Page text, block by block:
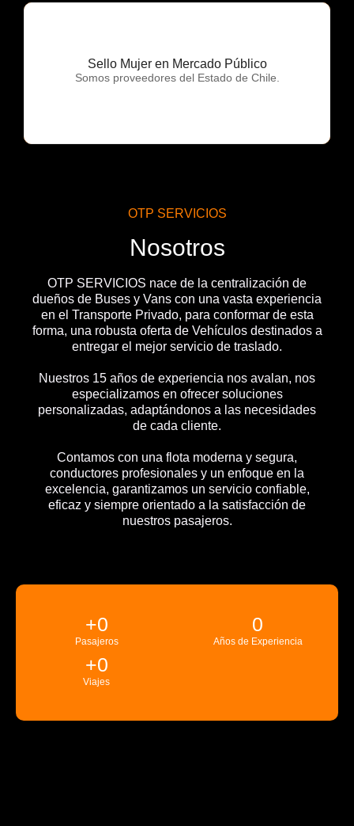
Sello Mujer en Mercado Público
Somos proveedores del Estado de Chile.
OTP Servicios
OTP SERVICIOS
Nosotros
OTP SERVICIOS nace de la centralización de
dueños de Buses y Vans con una vasta experiencia
en el Transporte Privado, para conformar de esta
forma, una robusta oferta de Vehículos destinados a
entregar el mejor servicio de traslado.
Nuestros 15 años de experiencia nos avalan, nos
especializamos en ofrecer soluciones
personalizadas, adaptándonos a las necesidades
de cada cliente.
Contamos con una flota moderna y segura,
conductores profesionales y un enfoque en la
excelencia, garantizamos un servicio confiable,
eficaz y siempre orientado a la satisfacción de
nuestros pasajeros.
Pasajeros
+0
Años de Experiencia
0
Viajes
+0